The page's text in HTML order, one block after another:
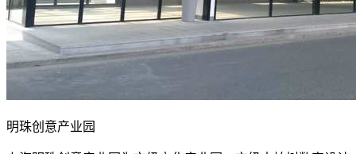
明珠创意产业园